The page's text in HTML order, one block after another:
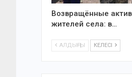
Возвращённые
жителей села: в…
АЛДЫҢҒЫ КЕЛЕСІ